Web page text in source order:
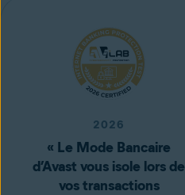
2026
« Le Mode Bancaire
d’Avast vous isole lors de
vos transactions